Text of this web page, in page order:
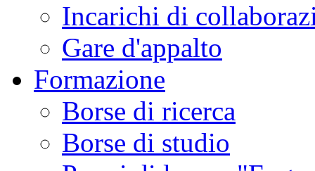
Incarichi di
Gare d'appalto
Formazione
Borse di ricerca
Borse di studio